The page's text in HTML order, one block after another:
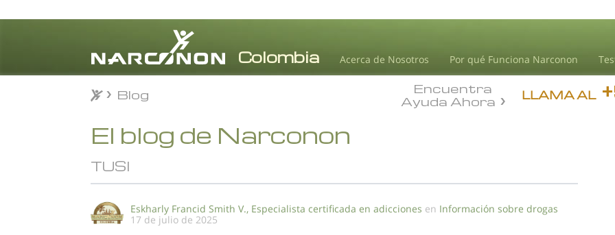
Acerca de Nosotros Por qué Funciona Narconon
LLAMA AL
Encuentra
Ayuda Ahora
Blog
El blog de Narconon
TUSI
Eskharly Francid Smith V., Especialista certificada en adicciones en Información sobre drogas
17 de julio de 2025
Blog